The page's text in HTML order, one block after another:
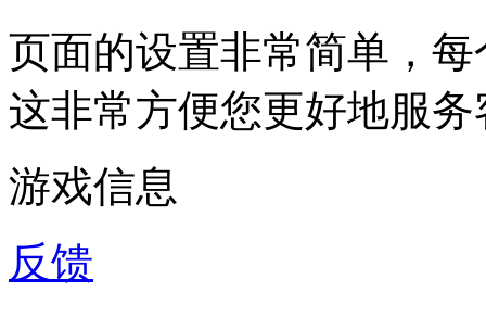
页面的设置非常简单，
这非常方便您更好地服务
游戏信息
反馈